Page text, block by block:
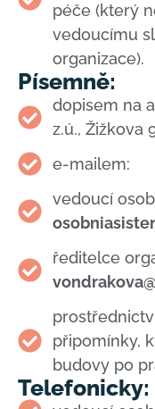
péče (který
vedoucímu
organizace).
Písemně:
dopisem na
z.ú., Žižkova
e-mailem:
vedoucí
ředitelce
připomínky,
budovy po
Telefonicky: